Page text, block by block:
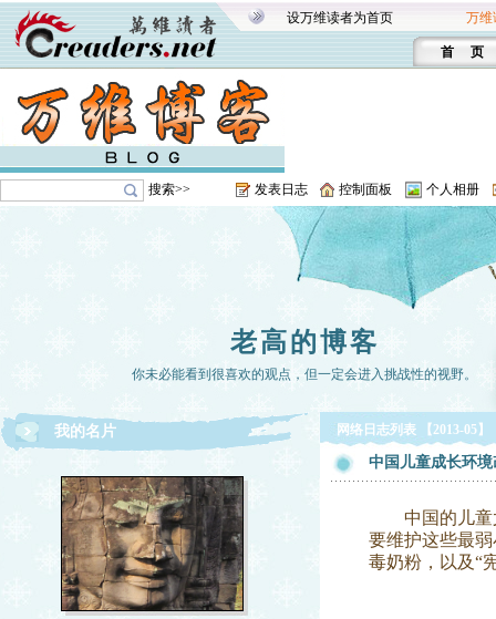
设万维读者为首页 万维
首 页
搜索>> 发表日志 控制面板 个人相册
老高的博客
你未必能看到很喜欢的观点，但一定会进入挑战性的视野。
我的名片 网络日志列表 【2013-05】
中国儿童成长环
中国的儿童
要维护这些最
毒奶粉，以及“